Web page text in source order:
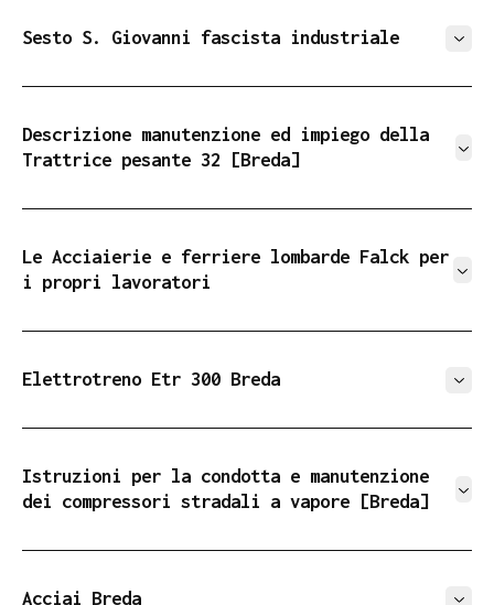
Sesto S. Giovanni fascista industriale
Descrizione manutenzione ed impiego della
Trattrice pesante 32 [Breda]
Le Acciaierie e ferriere lombarde Falck per
i propri lavoratori
Elettrotreno Etr 300 Breda
Istruzioni per la condotta e manutenzione
dei compressori stradali a vapore [Breda]
Acciai Breda